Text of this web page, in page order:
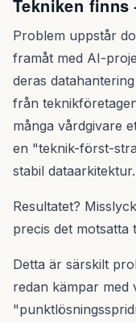
Tekniken finns
Problem uppstår
framåt med AI-
deras
från
många vårdgivare
en "teknik-först-
stabil dataarkitektur.
Resultatet?
precis det motsatta
Detta är särskilt
redan kämpar med